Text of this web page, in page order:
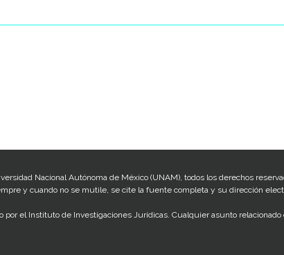
Nacional Autónoma de México (UNAM), todos los derechos
y cuando no se mutile, se cite la fuente completa y su dirección
por el Instituto de Investigaciones Jurídicas. Cualquier asunto relacionado